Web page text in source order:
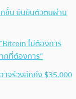
ขั้น ยืนยันตัวตนผ่าน
ไม่ต้องการ
กที่ต้องการ”
าจร่วงลึกถึง $35,000